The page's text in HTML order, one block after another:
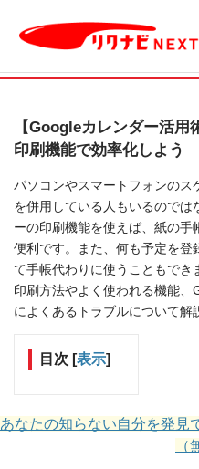
【Googleカレンダー活
印刷機能で効率化しよう
パソコンやスマートフォンの
を併用している人もいるので
ーの印刷機能を使えば、紙の
便利です。また、何も予定を登
て手帳代わりに使うこともで
印刷方法やよく使われる機能、
によくあるトラブルについて解
目次 [表示]
あなたの知らない自分を発見
（